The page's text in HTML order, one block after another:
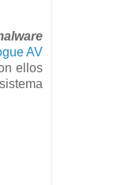
AV
ellos